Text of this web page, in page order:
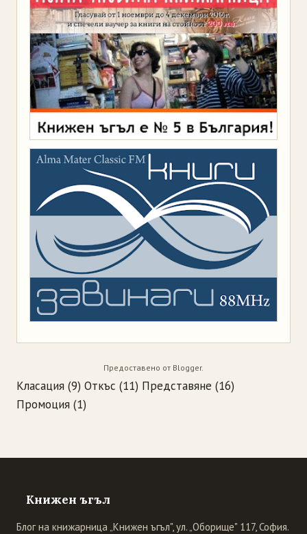
Предоставено от Blogger.
Класация (9) Откъс (11) Представяне (16)
Промоция (1)
Книжен ъгъл
Блог на книжарница „Книжен ъгъл", ул. „Оборище" 117, София.